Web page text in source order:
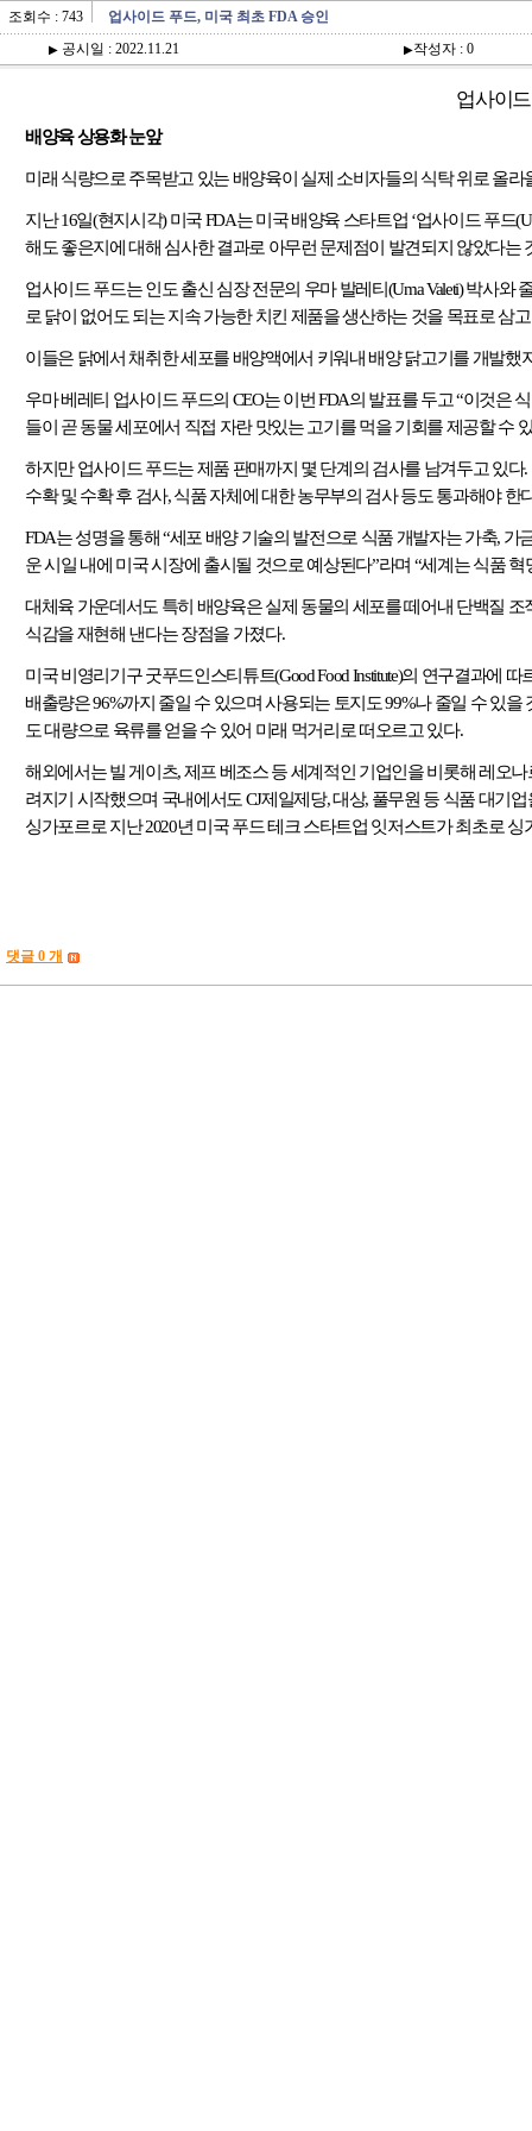
조회수 : 743 업사이드 푸드, 미국 최초 FDA 승인
▶ 공시일 : 2022.11.21 ▶작성자 : 0
업사이
배양육 상용화 눈앞
미래 식량으로 주목받고 있는 배양육이 실제 소비자들의 식탁 위로 올
지난16일(현지시각)미국FDA는 미국 배양육 스타트업 ‘업사이드 푸드
해도 좋은지에 대해 심사한 결과로 아무런 문제점이 발견되지 않았다는
업사이드 푸드는 인도 출신 심장 전문의 우마 발레티(Uma Valeti)박사와
로 닭이 없어도 되는 지속 가능한 치킨 제품을 생산하는 것을 목표로 삼
이들은 닭에서 채취한 세포를 배양액에서 키워내 배양 닭고기를 개발했
우마 베레티 업사이드 푸드의 CEO는 이번FDA의 발표를 두고“이것은
들이 곧 동물 세포에서 직접 자란 맛있는 고기를 먹을 기회를 제공할 수
하지만 업사이드 푸드는 제품 판매까지 몇 단계의 검사를 남겨두고 있다.
수확 및 수확 후 검사,식품 자체에 대한 농무부의 검사 등도 통과해야 한
FDA는 성명을 통해“세포 배양 기술의 발전으로 식품 개발자는 가축, 가
운 시일 내에 미국 시장에 출시될 것으로 예상된다”라며 “세계는 식품 혁
대체육 가운데서도 특히 배양육은 실제 동물의 세포를 떼어내 단백질
식감을 재현해 낸다는 장점을 가졌다.
미국 비영리기구 굿푸드인스티튜트(Good Food Institute)의 연구결과에 따
배출량은96%까지 줄일 수 있으며 사용되는 토지도99%나 줄일 수 있을
도 대량으로 육류를 얻을 수 있어 미래 먹거리로 떠오르고 있다.
해외에서는 빌 게이츠,제프 베조스 등 세계적인 기업인을 비롯해 레오
려지기 시작했으며 국내에서도 CJ제일제당,대상, 풀무원 등 식품 대기
싱가포르로 지난2020년 미국 푸드 테크 스타트업 잇저스트가 최초로
댓글 0 개